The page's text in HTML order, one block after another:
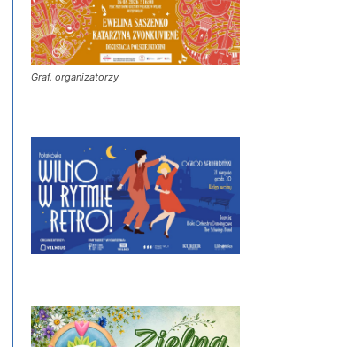
Graf. organizatorzy